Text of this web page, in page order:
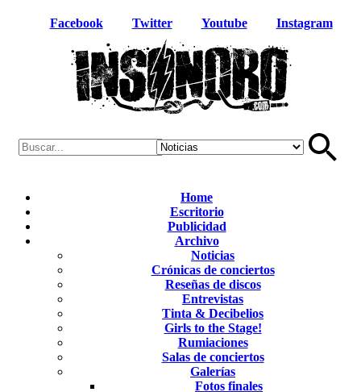
Facebook Twitter Youtube Instagram
Home
Escritorio
Publicidad
Archivo
Noticias
Crónicas de conciertos
Reseñas de discos
Entrevistas
Tinta & Decibelios
Girls to the Stage!
Rumiaciones
Salas de conciertos
Galerías
Fotos finales